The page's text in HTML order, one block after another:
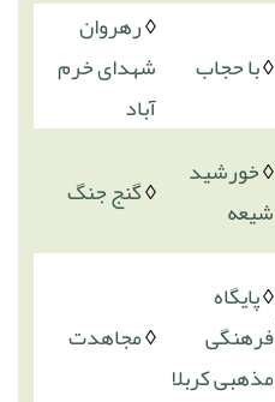
◊با حجاب
◊رهروان
شهدای خرم
آباد
◊خورشید
شیعه
◊گنج جنگ
◊پایگاه
فرهنگی
مذهبی کربلا
◊مجاهدت